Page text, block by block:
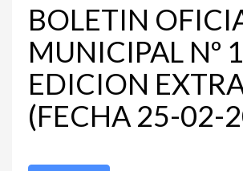
BOLETIN
MUNICIPAL Nº
EDICION
(FECHA 25-02-